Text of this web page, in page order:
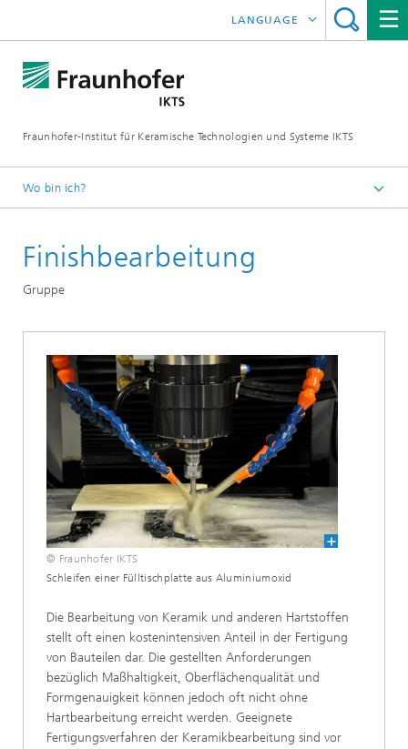
Fraunhofer-Institut für Keramische Technologien und Systeme IKTS
LANGUAGE
ČESKÝ
Wo bin ich?
Abteilungen
Finishbearbeitung
Gruppe
© Fraunhofer IKTS
Schleifen einer Fülltischplatte aus Aluminiumoxid
Die Bearbeitung von Keramik und anderen Hartstoffen
stellt oft einen kostenintensiven Anteil in der Fertigung
von Bauteilen dar. Die gestellten Anforderungen
bezüglich Maßhaltigkeit, Oberflächenqualität und
Formgenauigkeit können jedoch oft nicht ohne
Hartbearbeitung erreicht werden. Geeignete
Fertigungsverfahren der Keramikbearbeitung sind vor